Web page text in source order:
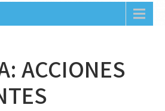
ACCIONES